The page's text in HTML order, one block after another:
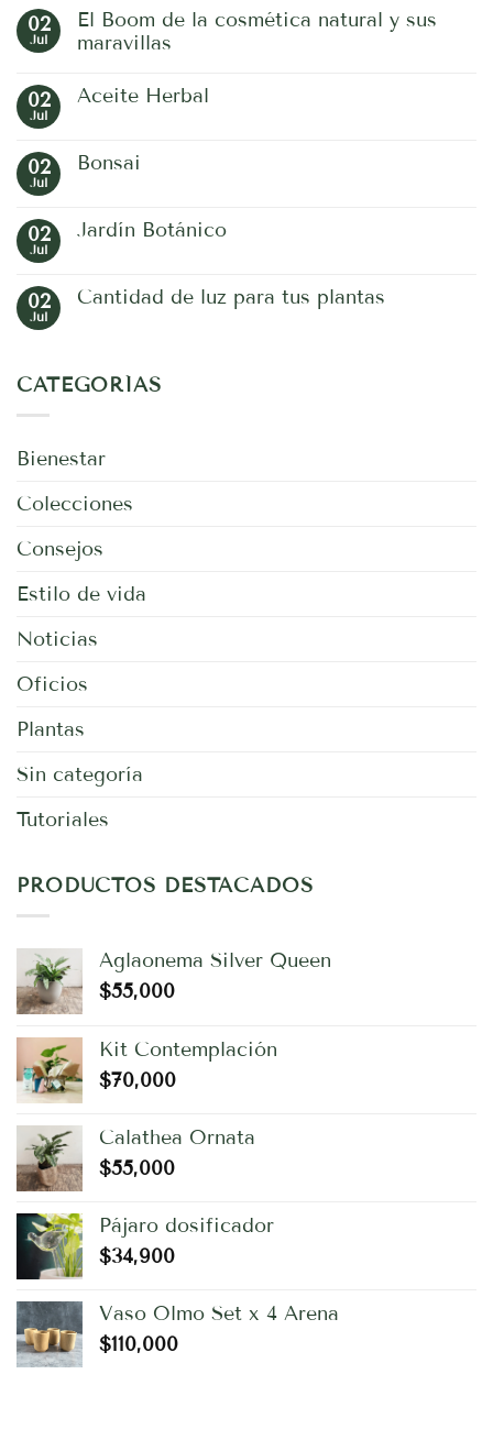
02
Jul
El Boom de la cosmética natural y sus
maravillas
comentarios
de
la
sus
02
Jul
Aceite Herbal
en
02
Jul
Bonsai
en
02
Jul
Jardín Botánico
en
02
Jul
Cantidad de luz para tus plantas
Cantidad
de
plantas
CATEGORÍAS
Bienestar
Colecciones
Consejos
Estilo de vida
Noticias
Oficios
Plantas
Sin categoría
Tutoriales
PRODUCTOS DESTACADOS
Aglaonema Silver Queen
$55,000
Kit Contemplación
$70,000
Calathea Ornata
$55,000
Pájaro dosificador
$34,900
Vaso Olmo Set x 4 Arena
$110,000